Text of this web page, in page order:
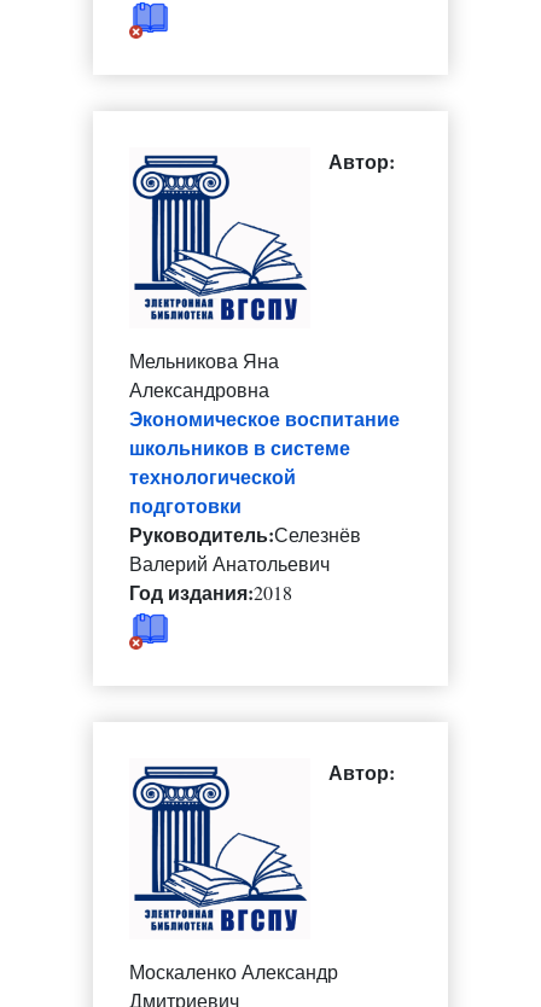
Автор:
Мельникова Яна
Александровна
Экономическое воспитание
школьников в системе
технологической
подготовки
Руководитель:Селезнёв
Валерий Анатольевич
Год издания:2018
Автор:
Москаленко Александр
Дмитриевич